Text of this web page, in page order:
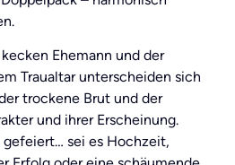
Ehemann und der
Traualtar unterscheiden sich
trockene Brut und der
und ihrer Erscheinung.
sei es Hochzeit,